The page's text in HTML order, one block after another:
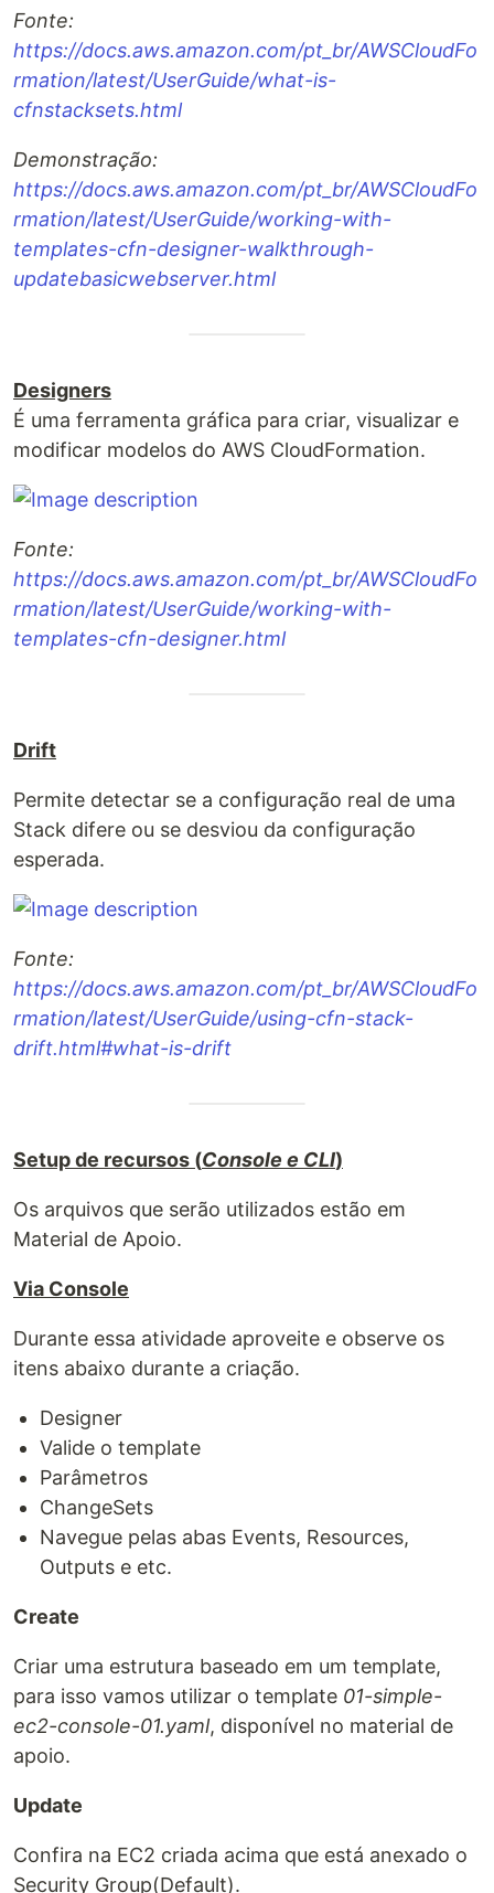
Fonte:
https://docs.aws.amazon.com/pt_br/AWSCloudFo
rmation/latest/UserGuide/what-is-
cfnstacksets.html
Demonstração:
https://docs.aws.amazon.com/pt_br/AWSCloudFo
rmation/latest/UserGuide/working-with-
templates-cfn-designer-walkthrough-
updatebasicwebserver.html
Designers
É uma ferramenta gráfica para criar, visualizar e
modificar modelos do AWS CloudFormation.
Fonte:
https://docs.aws.amazon.com/pt_br/AWSCloudFo
rmation/latest/UserGuide/working-with-
templates-cfn-designer.html
Drift
Permite detectar se a configuração real de uma
Stack difere ou se desviou da configuração
esperada.
Fonte:
https://docs.aws.amazon.com/pt_br/AWSCloudFo
rmation/latest/UserGuide/using-cfn-stack-
drift.html#what-is-drift
Setup de recursos (Console e CLI)
Os arquivos que serão utilizados estão em
Material de Apoio.
Via Console
Durante essa atividade aproveite e observe os
itens abaixo durante a criação.
Designer
Valide o template
Parâmetros
ChangeSets
Navegue pelas abas Events, Resources,
Outputs e etc.
Create
Criar uma estrutura baseado em um template,
para isso vamos utilizar o template 01-simple-
ec2-console-01.yaml, disponível no material de
apoio.
Update
Confira na EC2 criada acima que está anexado o
Security Group(Default).